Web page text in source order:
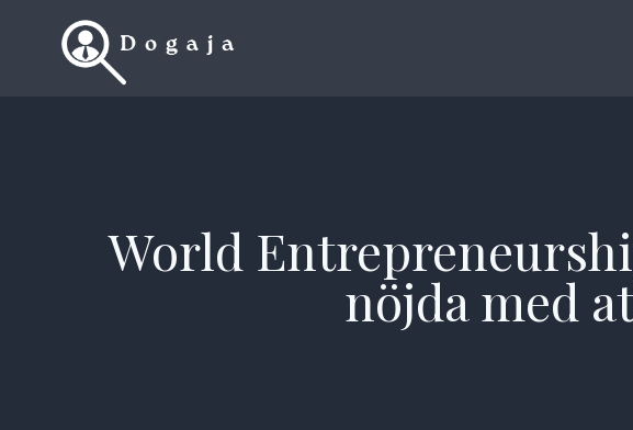
World
nöjda med